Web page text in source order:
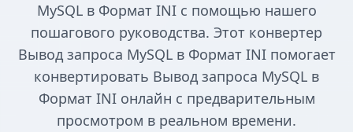
MySQL в Формат INI с помощью нашего
пошагового руководства. Этот конвертер
Вывод запроса MySQL в Формат INI помогает
конвертировать Вывод запроса MySQL в
Формат INI онлайн с предварительным
просмотром в реальном времени.